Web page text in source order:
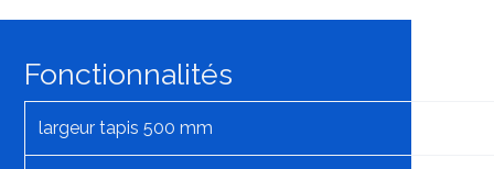
Fonctionnalités
largeur tapis 500 mm